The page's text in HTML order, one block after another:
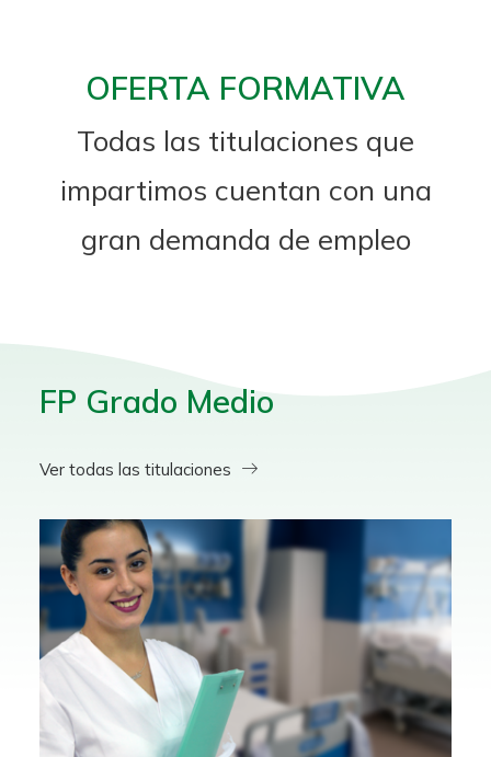
OFERTA FORMATIVA
Todas las titulaciones que
impartimos cuentan con una
gran demanda de empleo
FP Grado Medio
Ver todas las titulaciones